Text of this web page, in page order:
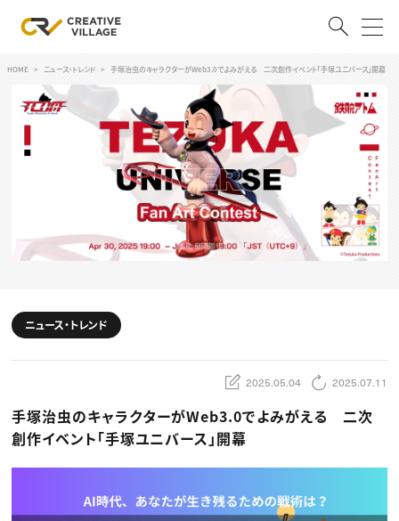
ログイン 会員登録
クリエイター求人を探す
CREATIVE JOB求人検索
特集求人
スキルアップしたい！
スキルアップしたい！ トップ
編集・ライティング
マーケティング
ディレクション
お役立ち基礎知識
TOP Creator’s コラム トップ
Webクリエイター
アプリクリエイター
ゲームクリエイター
映像クリエイター
クリエイターインタビュー
C＆R Magazine
セミナー
ニュース・トレンド
ニュース・トレンド トップ
Web
HOME ニュース・トレンド 手塚治虫のキャラクターがWeb3.0でよみがえる 二次創作イベント「手塚ユニバース」開幕
ニュース・トレンド
2025.05.04 2025.07.11
手塚治虫のキャラクターがWeb3.0でよみがえる 二次
創作イベント「手塚ユニバース」開幕